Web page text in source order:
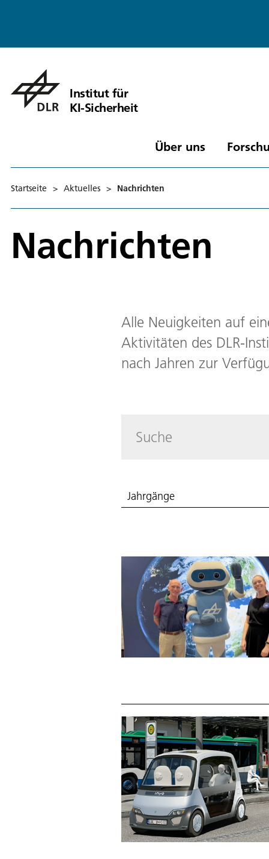
Institut für
KI-Sicherheit
Über uns
Startseite > Aktuelles > Nachrichten
Nachrichten
Alle Neuigkeiten auf
Aktivitäten des DLR-
nach Jahren zur
Jahrgänge